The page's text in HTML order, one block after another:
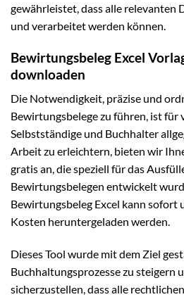
gewährleistet, dass alle relevanten
und verarbeitet werden können.
Bewirtungsbeleg Excel
downloaden
Die Notwendigkeit, präzise und
Bewirtungsbelege zu führen, ist für
Selbstständige und Buchhalter
Arbeit zu erleichtern, bieten wir
gratis an, die speziell für das
Bewirtungsbelegen entwickelt
Bewirtungsbeleg Excel kann sofort
Kosten heruntergeladen werden.
Dieses Tool wurde mit dem Ziel
Buchhaltungsprozesse zu steigern
sicherzustellen, dass alle